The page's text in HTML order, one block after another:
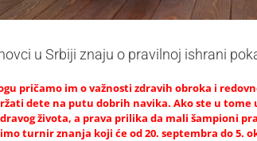
u Srbiji znaju o pravilnoj ishrani
pričamo im o važnosti zdravih obroka i
dete na putu dobrih navika. Ako ste u
života, a prava prilika da mali šampioni
turnir znanja koji će od 20. septembra do